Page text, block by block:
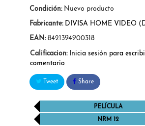
Condición: Nuevo producto
Fabricante: DIVISA HOME VIDEO
EAN: 8421394900318
Calificacion: Inicia sesión para
comentario
Tweet Share
PELÍCULA
NRM 12